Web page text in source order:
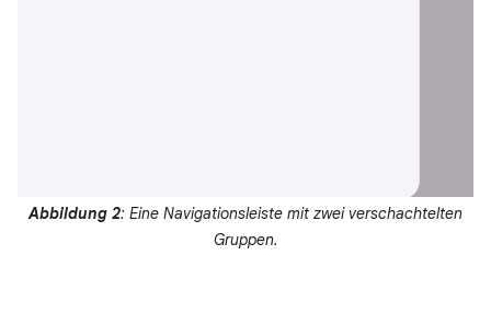
Abbildung 2: Eine Navigationsleiste mit zwei verschachtelten
Gruppen.